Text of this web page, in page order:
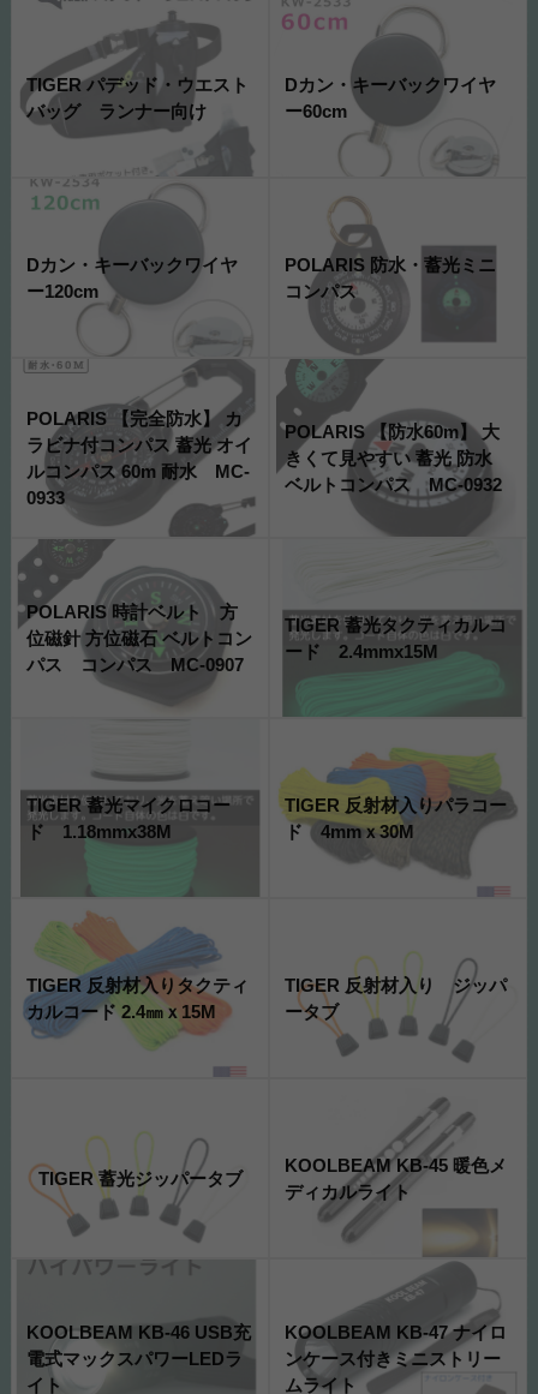
TIGER パデッド・ウエスト
バッグ ランナー向け
Dカン・キーバックワイヤ
ー60cm
Dカン・キーバックワイヤ
ー120cm
POLARIS 防水・蓄光ミニ
コンパス
POLARIS 【完全防水】 カ
ラビナ付コンパス 蓄光 オイ
ルコンパス 60m 耐水 MC-
0933
POLARIS 【防水60m】 大
きくて見やすい 蓄光 防水
ベルトコンパス MC-0932
POLARIS 時計ベルト 方
位磁針 方位磁石 ベルトコン
パス コンパス MC-0907
TIGER 蓄光タクティカルコ
ード 2.4mmx15M
TIGER 蓄光マイクロコー
ド 1.18mmx38M
TIGER 反射材入りパラコー
ド 4mmｘ30M
TIGER 反射材入りタクティ
カルコード 2.4㎜ｘ15M
TIGER 反射材入り ジッパ
ータブ
TIGER 蓄光ジッパータブ
KOOLBEAM KB-45 暖色メ
ディカルライト
KOOLBEAM KB-46 USB充
電式マックスパワーLEDラ
イト
KOOLBEAM KB-47 ナイロ
ンケース付きミニストリー
ムライト